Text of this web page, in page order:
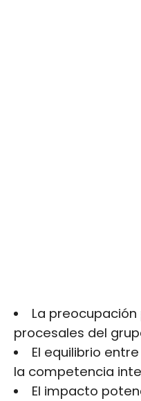
La
procesales del
El equilibrio
la competencia
El impacto